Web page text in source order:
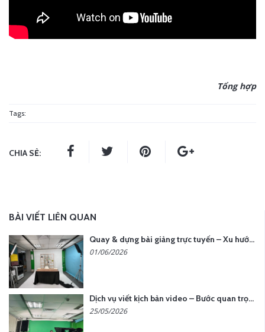
Tổng hợp
Tags:
CHIA SẺ:
BÀI VIẾT LIÊN QUAN
Quay & dựng bài giảng trực tuyến – Xu hướng đào tạo thời đại số
01/06/2026
Dịch vụ viết kịch bản video – Bước quan trọng quyết định thành công nội dung
25/05/2026